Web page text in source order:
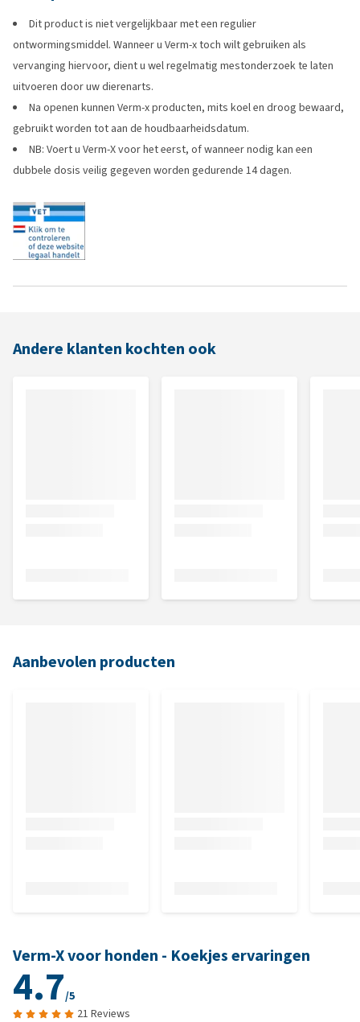
Dit product is niet vergelijkbaar met een regulier
ontwormingsmiddel. Wanneer u Verm-x toch wilt gebruiken als
vervanging hiervoor, dient u wel regelmatig mestonderzoek te laten
uitvoeren door uw dierenarts.
Na openen kunnen Verm-x producten, mits koel en droog bewaard,
gebruikt worden tot aan de houdbaarheidsdatum.
NB: Voert u Verm-X voor het eerst, of wanneer nodig kan een
dubbele dosis veilig gegeven worden gedurende 14 dagen.
Andere klanten kochten ook
Aanbevolen producten
Verm-X voor honden - Koekjes ervaringen
4.7/5
21 Reviews